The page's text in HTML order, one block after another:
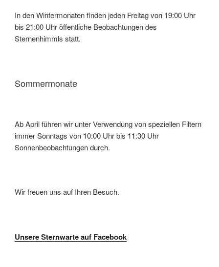
In den Wintermonaten finden jeden Freitag von 19:00 Uhr
bis 21:00 Uhr öffentliche Beobachtungen des
Sternenhimmls statt.
Sommermonate
Ab April führen wir unter Verwendung von speziellen Filtern
immer Sonntags von 10:00 Uhr bis 11:30 Uhr
Sonnenbeobachtungen durch.
Wir freuen uns auf Ihren Besuch.
Unsere Sternwarte auf Facebook